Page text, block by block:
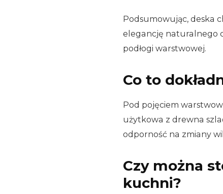
Podsumowując, deska
elegancję naturalnego
podłogi warstwowej.
Co to
Pod pojęciem
użytkowa z drewna
odporność na zmiany
Czy można
kuchni?